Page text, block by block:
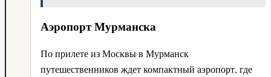
Аэропорт Мурманска
По прилете из Москвы в Мурманск
путешественников ждет компактный аэропорт, где